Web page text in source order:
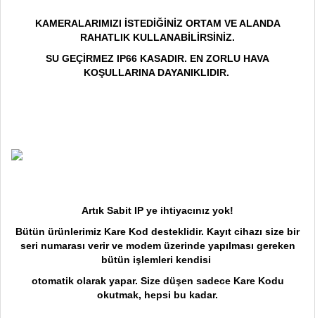
KAMERALARIMIZI İSTEDİĞİNİZ ORTAM VE ALANDA
RAHATLIK KULLANABİLİRSİNİZ.
SU GEÇİRMEZ IP66 KASADIR. EN ZORLU HAVA
KOŞULLARINA DAYANIKLIDIR.
Artık Sabit IP ye ihtiyacınız yok!
Bütün ürünlerimiz Kare Kod desteklidir. Kayıt cihazı size bir
seri numarası verir ve modem üzerinde yapılması gereken
bütün işlemleri kendisi
otomatik olarak yapar. Size düşen sadece Kare Kodu
okutmak, hepsi bu kadar.